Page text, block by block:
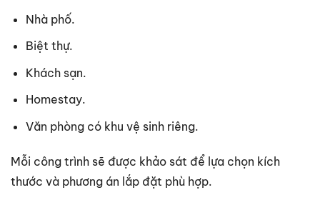
Nhà phố.
Biệt thự.
Khách sạn.
Homestay.
Văn phòng có khu vệ sinh riêng.
Mỗi công trình sẽ được khảo sát để lựa chọn kích
thước và phương án lắp đặt phù hợp.